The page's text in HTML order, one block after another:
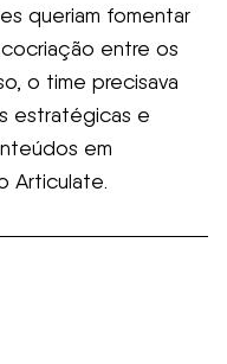
queriam fomentar
entre os
o time precisava
estratégicas e
em
Articulate.